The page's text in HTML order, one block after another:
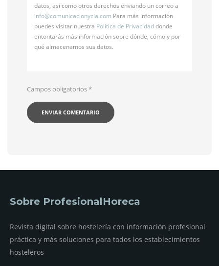
datos, así como otros derechos enviando un correo a
info@comunicacionycia.com Para más información
puedes visitar nuestra Política de Privacidaddonde
entontarás más información sobre dónde, cómo y por
qué almacenamos sus datos.
Campos obligatorios*
Sobre ProfesionalHoreca
Revista digital sobre hostelería con información profesional
práctica y más soluciones para todos los establecimientos
hosteleros